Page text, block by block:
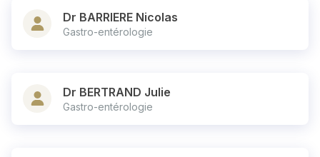
Dr BARRIERE Nicolas
Gastro-entérologie
Dr BERTRAND Julie
Gastro-entérologie